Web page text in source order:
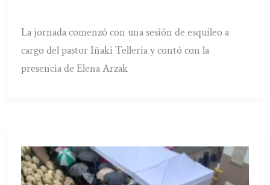
La jornada comenzó con una sesión de esquileo a
cargo del pastor Iñaki Telleria y contó con la
presencia de Elena Arzak